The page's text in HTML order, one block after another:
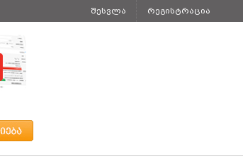
შესვლა რეგისტრაცია